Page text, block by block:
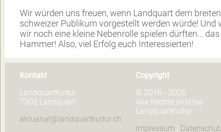
Wir würden uns freuen, wenn Landquart dem breiten
schweizer Publikum vorgestellt werden würde! Und
wir noch eine kleine Nebenrolle spielen dürften...
Hammer! Also, viel Erfolg euch Interessierten!
Kontakt
LandquartKultur
7302 Landquart
aktuariat@landquartkultur.ch
Copyright
© 2016 - 2026
Alle Rechte sind bei
LandquartKultur
Impressum |